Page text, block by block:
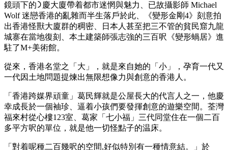
鏡頭下的᯿慶大廈帶着都市迷惘與魅力、已故攝影師 Michael
Wolf 迷戀香港的亂雜而半生落戶於此、《變形金剛4》刻意拍
出香港怪獸大廈群的稠密、日本人甚至把三不管的貧⺠窟九龍
城寨在當地復刻、本土建築師張志強的三百呎《變形蝸居》進
駐了M+美術館。
從來，香港名堂之「大」，就是來自她的「小」，孕育一代又
一代因土地問題提煉出無限想像力與創意的香港人。
「香港跨媒界頑童」葛⺠輝就是公屋長大的代言人之一，他慶
幸成長於一個袖珍、逼着小孩們要發揮創意的遊樂空間。荃灣
福來村從心樓123室、葛家「七小福」三代同堂住在一個二百
多平方呎的單位，就是他一切怪點子的温床。
「對着呢種二百幾呎的空間,好似特別有一種情意結。」於